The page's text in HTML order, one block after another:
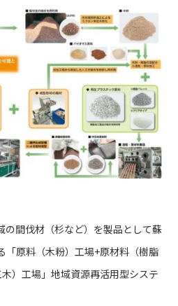
の間伐材（杉など）を製品として蘇
「原料（木粉）工場+原材料（樹脂
）工場」地域資源再活用型システ